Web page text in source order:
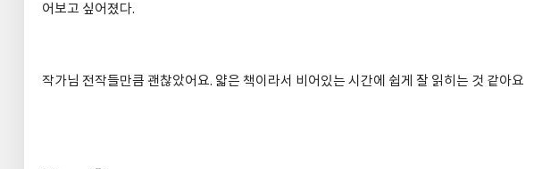
어보고 싶어졌다.
작가님 전작들만큼 괜찮았어요. 얇은 책이라서 비어있는 시간에 쉽게 잘 읽히는 것 같아요